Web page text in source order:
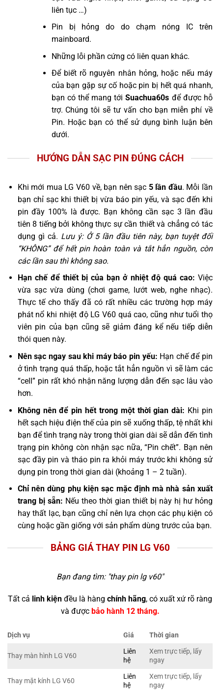
liên tục …)
Pin bị hỏng do do chạm nóng IC trên
mainboard.
Những lỗi phần cứng có liên quan khác.
Để biết rõ nguyên nhân hỏng, hoặc nếu máy
của bạn gặp sự cố hoặc pin bị hết quá nhanh,
bạn có thể mang tớiSuachua60s để được hỗ
trợ. Chúng tôi sẽ tư vấn cho bạn miễn phí về
Pin. Hoặc bạn có thể sử dụng bình luận bên
dưới.
HƯỚNG DẪN SẠC PIN ĐÚNG CÁCH
Khi mới mua LG V60 về, bạn nên sạc 5 lần đầu. Mỗi lần
bạn chỉ sạc khi thiết bị vừa báo pin yếu, và sạc đến khi
pin đầy 100% là được. Bạn không cần sạc 3 lần đầu
tiên 8 tiếng bởi không thực sự cần thiết và chẳng có tác
dụng gì cả. Lưu ý: Ở 5 lần đầu tiên này, bạn tuyệt đối
“KHÔNG” để hết pin hoàn toàn và tắt hẳn nguồn, còn
các lần sau thì không sao.
Hạn chế để thiết bị của bạn ở nhiệt độ quá cao: Việc
vừa sạc vừa dùng (chơi game, lướt web, nghe nhạc).
Thực tế cho thấy đã có rất nhiều các trường hợp máy
phát nổ khi nhiệt độ LG V60 quá cao, cũng như tuổi thọ
viên pin của bạn cũng sẽ giảm đáng kể nếu tiếp diễn
thói quen này.
Nên sạc ngay sau khi máy báo pin yếu: Hạn chế để pin
ở tình trạng quá thấp, hoặc tắt hẳn nguồn vì sẽ làm các
“cell” pin rất khó nhận năng lượng dẫn đến sạc lâu vào
hơn.
Không nên để pin hết trong một thời gian dài: Khi pin
hết sạch hiệu điện thế của pin sẽ xuống thấp, tệ nhất khi
bạn để tình trạng này trong thời gian dài sẽ dẫn đến tình
trạng pin không còn nhận sạc nữa, “Pin chết”. Bạn nên
sạc đầy pin và tháo pin ra khỏi máy trước khi không sử
dụng pin trong thời gian dài (khoảng 1 – 2 tuần).
Chỉ nên dùng phụ kiện sạc mặc định mà nhà sản xuất
trang bị sẵn: Nếu theo thời gian thiết bị này hị hư hỏng
hay thất lạc, bạn cũng chỉ nên lựa chọn các phụ kiện có
cùng hoặc gần giống với sản phẩm dùng trước của bạn.
BẢNG GIÁ THAY PIN LG V60
Bạn đang tìm: "thay pin lg v60"
Tất cả linh kiện đều là hàng chính hãng, có xuất xứ rõ ràng
và được bảo hành 12 tháng.
Dịch vụ Giá Thời gian
Thay màn hình LG V60
Liên
hệ
Xem trực tiếp, lấy
ngay
Thay mặt kính LG V60
Liên
hệ
Xem trực tiếp, lấy
ngay